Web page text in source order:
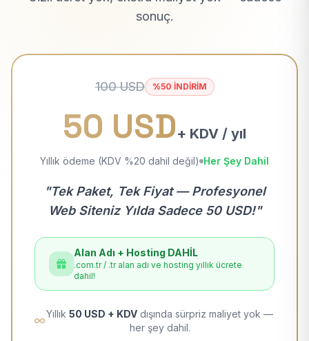
sonuç.
100 USD %50 İNDİRİM
50 USD+ KDV / yıl
Yıllık ödeme (KDV %20 dahil değil) Her Şey Dahil
"Tek Paket, Tek Fiyat — Profesyonel
Web Siteniz Yılda Sadece 50 USD!"
Alan Adı + Hosting DAHİL
.com.tr / .tr alan adı ve hosting yıllık ücrete
dahil!
Yıllık 50 USD + KDV dışında sürpriz maliyet yok —
her şey dahil.